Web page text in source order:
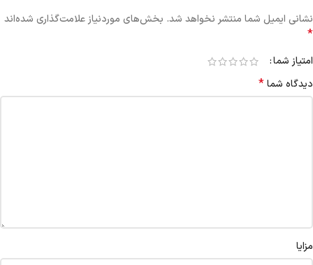
نشانی ایمیل شما منتشر نخواهد شد. بخش‌های موردنیاز علامت‌گذاری شده‌اند
*
امتیاز شما
دیدگاه شما*
مزایا